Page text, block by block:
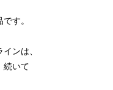
す。
ンは、
続いて